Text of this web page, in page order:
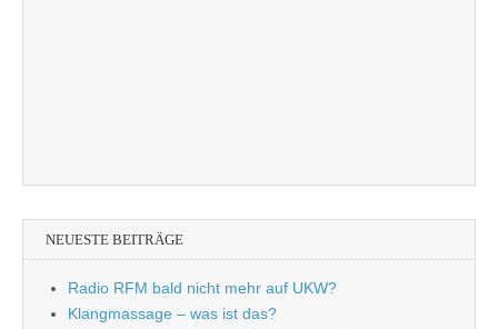
NEUESTE BEITRÄGE
Radio RFM bald nicht mehr auf UKW?
Klangmassage – was ist das?